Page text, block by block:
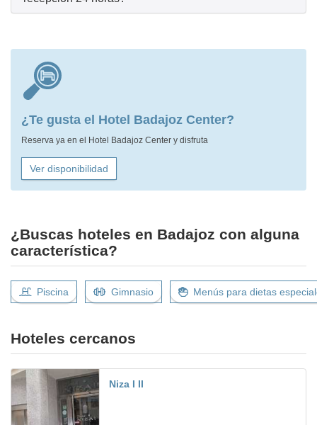
¿Te gusta el Hotel Badajoz Center?
Reserva ya en el Hotel Badajoz Center y disfruta
Ver disponibilidad
¿Buscas hoteles en Badajoz con alguna
característica?
Piscina Gimnasio Menús para dietas
Hoteles cercanos
Niza I II